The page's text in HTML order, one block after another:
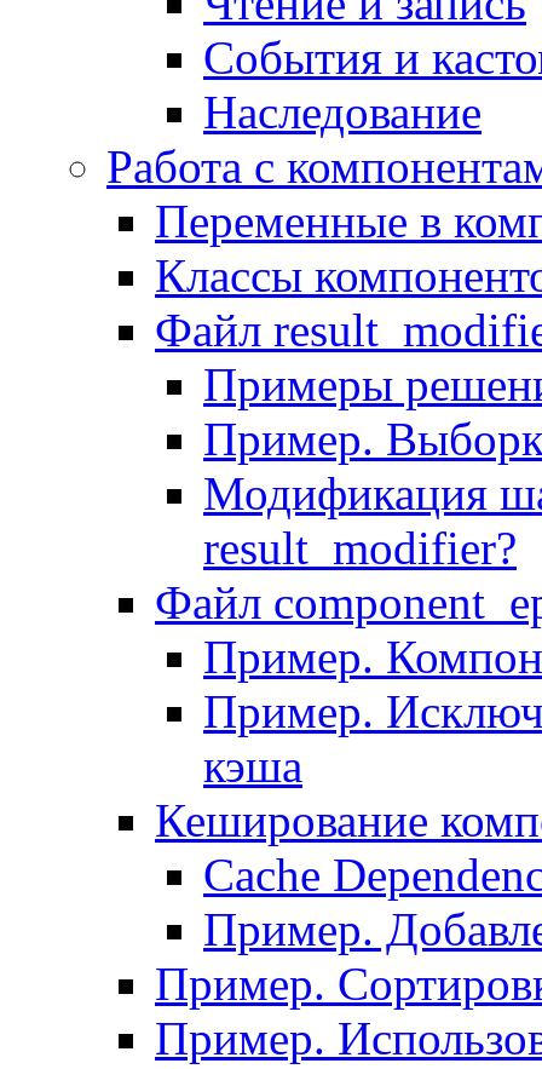
События и
Наследование
Работа с
Переменные в
Классы
Файл
Примеры
Пример.
Модификация
result_modifier?
Файл
Пример.
Пример.
кэша
Кеширование
Сache
Пример.
Пример.
Пример.